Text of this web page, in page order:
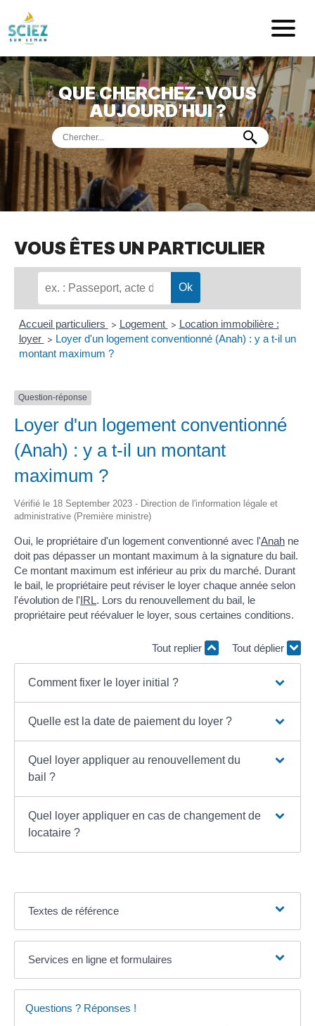
Mairie de
ACCUEIL
VOTREMAIRIE
VIE PRATIQUE
DÉMARCHES &SERVICES
PORTDE PLAISANCE
MUSÉEDE PRÉHISTOIRE
QUE CHERCHEZ-VOUS
AUJOURD’HUI ?
VOUS ÊTES UN PARTICULIER
Accueil particuliers > Logement > Location immobilière :
loyer > Loyer d'un logement conventionné (Anah) : y a t-il un
montant maximum ?
Question-réponse
Loyer d'un logement conventionné
(Anah) : y a t-il un montant
maximum ?
Vérifié le 18 September 2023 - Direction de l'information légale et
administrative (Première ministre)
Oui, le propriétaire d'un logement conventionné avec l'Anah ne
doit pas dépasser un montant maximum à la signature du bail.
Ce montant maximum est inférieur au prix du marché. Durant
le bail, le propriétaire peut réviser le loyer chaque année selon
l'évolution de l'IRL. Lors du renouvellement du bail, le
propriétaire peut réévaluer le loyer, sous certaines conditions.
Tout replier Tout déplier
Comment fixer le loyer initial ?
Quelle est la date de paiement du loyer ?
Quel loyer appliquer au renouvellement du
bail ?
Quel loyer appliquer en cas de changement de
locataire ?
Textes de référence
Services en ligne et formulaires
Questions ? Réponses !